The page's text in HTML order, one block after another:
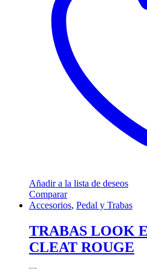
Añadir a la lista de deseos
Comparar
Accesorios, Pedal y Trabas
TRABAS LOOK
CLEAT ROUGE